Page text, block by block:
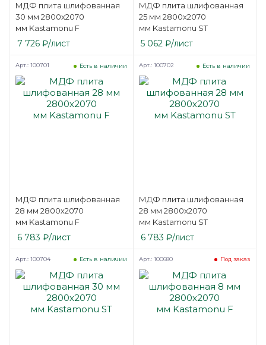
МДФ плита шлифованная
30 мм 2800х2070
мм Kastamonu F
7 726 ₽/лист
МДФ плита шлифованная
25 мм 2800х2070
мм Kastamonu ST
5 062₽/лист
МДФ плита шлифованная
28 мм 2800х2070
мм Kastamonu F
Есть в наличии
Арт.: 100701
6 783 ₽/лист
МДФ плита шлифованная
28 мм 2800х2070
мм Kastamonu ST
Есть в наличии
Арт.: 100702
6 783 ₽/лист
Есть в наличии
Арт.: 100704 Под заказ
Арт.: 100680